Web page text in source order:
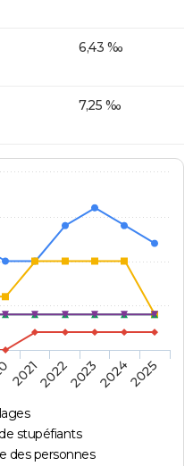
6,43 ‰
7,25 ‰
stupéfiants
des personnes
20212022202320242025